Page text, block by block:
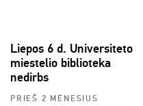
Liepos 6 d. Universiteto
miestelio biblioteka
nedirbs
PRIEŠ 2 MĖNESIUS